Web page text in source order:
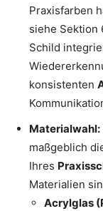
Praxisfarben
siehe Sektion
Schild
konsistenten
Materialwahl:
maßgeblich
Ihres
Materialien
Acrylglas